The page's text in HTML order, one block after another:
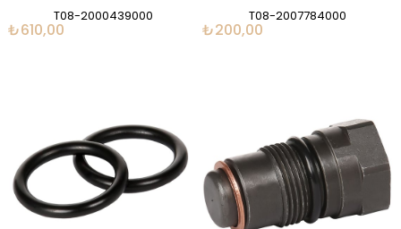
T08-2000439000
₺610,00
T08-2007784000
₺200,00